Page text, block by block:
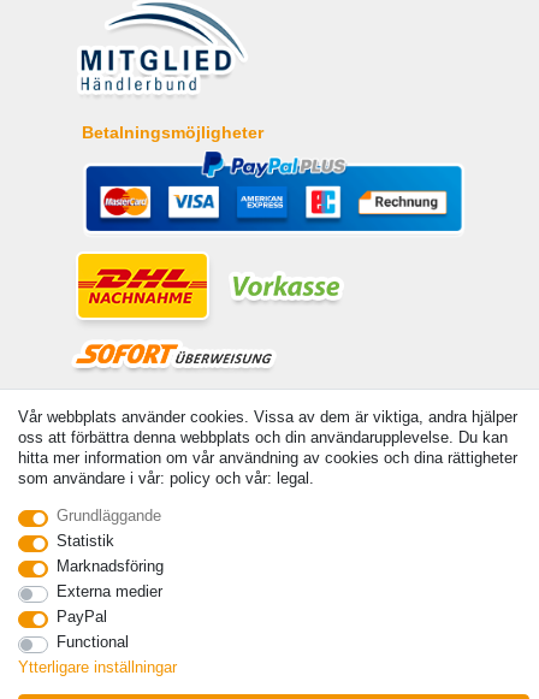
Betalningsmöjligheter
moms | För grundpris, se respektive artikel | Gäller för försändelser inom Sverige
Withdraw from contract here
Vår webbplats använder cookies. Vissa av dem är viktiga, andra hjälper
oss att förbättra denna webbplats och din användarupplevelse. Du kan
hitta mer information om vår användning av cookies och dina rättigheter
som användare i vår: policy och vår: legal.
Grundläggande
Statistik
Marknadsföring
Externa medier
PayPal
Functional
Ytterligare inställningar